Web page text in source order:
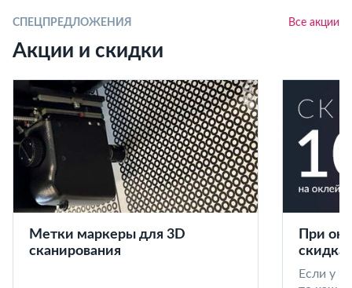
СПЕЦПРЕДЛОЖЕНИЯ Все акции
Акции и скидки
Метки маркеры для 3D
сканирования
При
скидка
Если у